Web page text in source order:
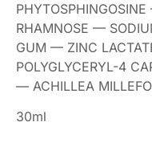
RHAMNOSE —
GUM — ZINC
POLYGLYCERYL-4
— ACHILLEA
30ml